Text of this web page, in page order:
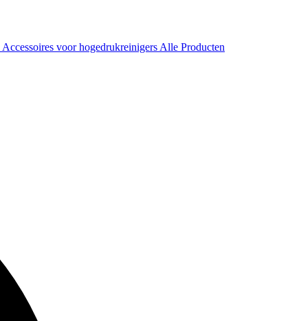
Accessoires voor hogedrukreinigers Alle Producten